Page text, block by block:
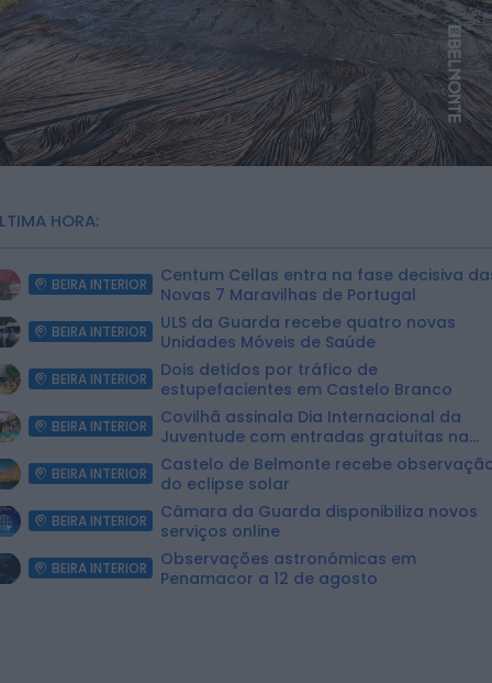
HORA:
BEIRA INTERIOR
Centum Cellas entra na fase decisiva
Novas 7 Maravilhas de Portugal
BEIRA INTERIOR
ULS da Guarda recebe quatro novas
Unidades Móveis de Saúde
BEIRA INTERIOR
Dois detidos por tráfico de
estupefacientes em Castelo Branco
BEIRA INTERIOR
Covilhã assinala Dia Internacional da
Juventude com entradas gratuitas na
Piscina Praia
BEIRA INTERIOR
Castelo de Belmonte recebe
do eclipse solar
BEIRA INTERIOR
Câmara da Guarda disponibiliza novos
serviços online
BEIRA INTERIOR
Observações astronómicas em
Penamacor a 12 de agosto